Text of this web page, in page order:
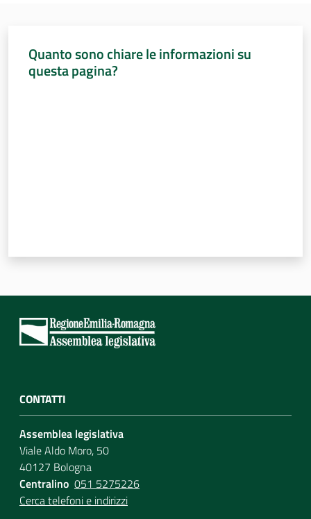
Attività
Quanto sono chiare le informazioni su
questa pagina?
CONTATTI
Assemblea legislativa
Viale Aldo Moro, 50
40127 Bologna
Centralino 051 5275226
Cerca telefoni e indirizzi